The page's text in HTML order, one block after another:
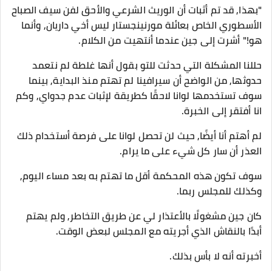
"بهذا, قد تم أثبات أن الوريث الشرعي والأحق لفن سيف الصباح
الأسطوري الخاص بعائلة مورنينجستار ليس أخي داريان, وأنما
هو!" أشرت إلى جين عندما أنتهيت من الكلام.
حللنا المشكلة التي حدثت للتو بقول أنها غلطة لم نتعمد
حدوثها, من الواضح أن سيرافينا لم تهتم منذ البداية, بينما
سوف تستخدمها لوانا لاحقًا كطريقة لإثبات عدم جدواي, وكم
انا أفتقر إلى الخبرة.
لم أهتم أنا أيضًا, حيث لن تحصل لوانا على فرصة أستخدام ذلك
العذر أن سار كل شيء على ما يرام.
سوف تكون هذه المحكمة أقل ما تهتم به بعد مساء اليوم,
وكذلك للمجلس ربما.
كان جين مشغولًا بالأعتذار لي عن طريق التخاطر, ولم يهتم
أبدًا بالنقاش الذي أجريته مع المجلس لبعض الوقت.
أخبرته أنه لا بأس بذلك.